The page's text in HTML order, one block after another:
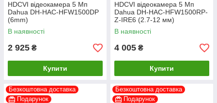
HDCVI відеокамера 5 Мп
Dahua DH-HAC-HFW1500DP
(6mm)
В наявності
2 925 ₴
Купити
HDCVI відеокамера 5 Мп
Dahua DH-HAC-HFW1500RP-
Z-IRE6 (2.7-12 мм)
В наявності
4 005 ₴
Купити
Безкоштовна доставка
Подарунок
Безкоштовна доставка
Подарунок